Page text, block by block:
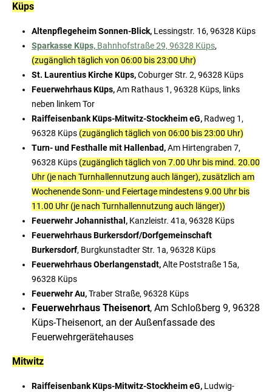
Küps
Altenpflegeheim Sonnen-Blick, Lessingstr. 16, 96328 Küps
Sparkasse Küps, Bahnhofstraße 29, 96328 Küps,
(zugänglich täglich von 06:00 bis 23:00 Uhr)
St. Laurentius Kirche Küps,Coburger Str. 2, 96328 Küps
Feuerwehrhaus Küps,Am Rathaus 1, 96328 Küps, links
neben linkem Tor
Raiffeisenbank Küps-Mitwitz-Stockheim eG, Radweg 1,
96328 Küps (zugänglich täglich von 06:00 bis 23:00 Uhr)
Turn- und Festhalle mit Hallenbad,Am Hirtengraben 7,
96328 Küps (zugänglich täglich von 7.00 Uhr bis mind. 20.00
Uhr (je nach Turnhallennutzung auch länger), zusätzlich am
Wochenende Sonn- und Feiertage mindestens 9.00 Uhr bis
11.00 Uhr (je nach Turnhallennutzung auch länger))
Feuerwehr Johannisthal, Kanzleistr. 41a, 96328 Küps
Feuerwehrhaus Burkersdorf/Dorfgemeinschaft
Burkersdorf, Burgkunstadter Str. 1a, 96328 Küps
Feuerwehrhaus Oberlangenstadt,Alte Poststraße 15a,
96328 Küps
Feuerwehr Au,Traber Straße, 96328 Küps
Feuerwehrhaus Theisenort, Am Schloßberg 9, 96328
Küps-Theisenort, an der Außenfassade des
Feuerwehrgerätehauses
Mitwitz
Raiffeisenbank Küps-Mitwitz-Stockheim eG, Ludwig-